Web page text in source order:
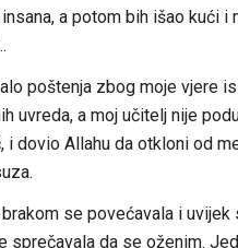
a potom bih išao kući
poštenja zbog moje vjere
uvreda, a moj učitelj nije
i dovio Allahu da otkloni od
se povećavala i
sprečavala da se oženim.